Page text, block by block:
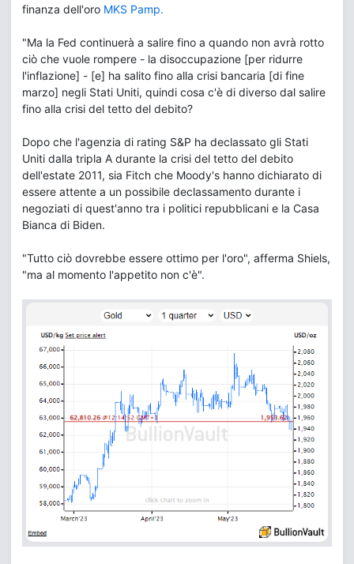
finanza dell'oro MKS Pamp.
"Ma la Fed continuerà a salire fino a quando non avrà rotto
ciò che vuole rompere - la disoccupazione [per ridurre
l'inflazione] - [e] ha salito fino alla crisi bancaria [di fine
marzo] negli Stati Uniti, quindi cosa c'è di diverso dal salire
fino alla crisi del tetto del debito?
Dopo che l'agenzia di rating S&P ha declassato gli Stati
Uniti dalla tripla A durante la crisi del tetto del debito
dell'estate 2011, sia Fitch che Moody's hanno dichiarato di
essere attente a un possibile declassamento durante i
negoziati di quest'anno tra i politici repubblicani e la Casa
Bianca di Biden.
"Tutto ciò dovrebbe essere ottimo per l'oro", afferma Shiels,
"ma al momento l'appetito non c'è".